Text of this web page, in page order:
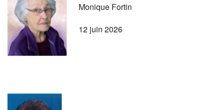
Monique Fortin
12 juin 2026